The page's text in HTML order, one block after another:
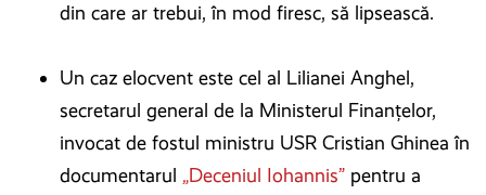
din care ar trebui, în mod firesc, să lipsească.
Un caz elocvent este cel al Lilianei Anghel,
secretarul general de la Ministerul Finanțelor,
invocat de fostul ministru USR Cristian Ghinea în
documentarul „Deceniul Iohannis” pentru a